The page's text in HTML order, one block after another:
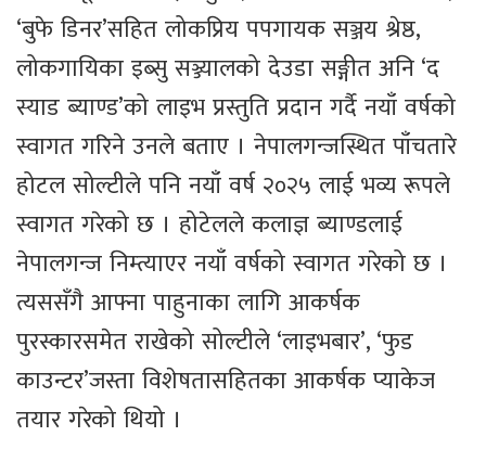
‘बुफे डिनर’सहित लोकप्रिय पपगायक सञ्जय श्रेष्ठ,
लोकगायिका इब्सु सञ्ज्यालको देउडा सङ्गीत अनि ‘द
स्याड ब्याण्ड’को लाइभ प्रस्तुति प्रदान गर्दै नयाँ वर्षको
स्वागत गरिने उनले बताए । नेपालगन्जस्थित पाँचतारे
होटल सोल्टीले पनि नयाँ वर्ष २०२५ लाई भव्य रूपले
स्वागत गरेको छ । होटेलले कलाज्ञ ब्याण्डलाई
नेपालगन्ज निम्त्याएर नयाँ वर्षको स्वागत गरेको छ ।
त्यससँगै आफ्ना पाहुनाका लागि आकर्षक
पुरस्कारसमेत राखेको सोल्टीले ‘लाइभबार’, ‘फुड
काउन्टर’जस्ता विशेषतासहितका आकर्षक प्याकेज
तयार गरेको थियो ।